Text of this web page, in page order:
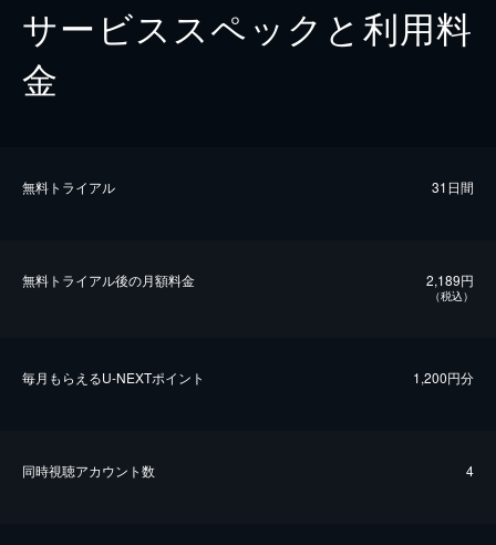
サービススペックと利用料
金
無料トライアル 31日間
無料トライアル後の⽉額料金 2,189円
（税込）
毎⽉もらえるU-NEXTポイント 1,200円分
同時視聴アカウント数 4